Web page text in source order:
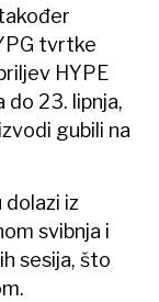
tvrtke
HYPE
do 23. lipnja,
gubili na
dolazi iz
svibnja i
sesija, što